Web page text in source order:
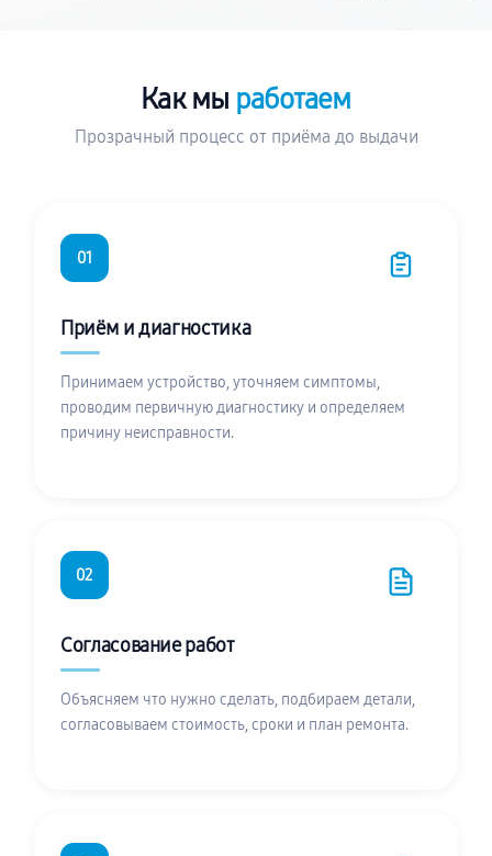
Как мы работаем
Прозрачный процесс от приёма до выдачи
01
Приём и диагностика
Принимаем устройство, уточняем симптомы,
проводим первичную диагностику и определяем
причину неисправности.
02
Согласование работ
Объясняем что нужно сделать, подбираем детали,
согласовываем стоимость, сроки и план ремонта.